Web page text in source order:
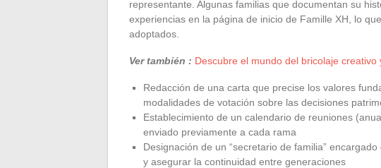
representante. Algunas familias que documentan su
experiencias en la página de inicio de Famille XH, lo
adoptados.
Ver también : Descubre el mundo del bricolaje
Redacción de una carta que precise los valores
modalidades de votación sobre las decisiones
Establecimiento de un calendario de reuniones
enviado previamente a cada rama
Designación de un “secretario de familia”
y asegurar la continuidad entre generaciones